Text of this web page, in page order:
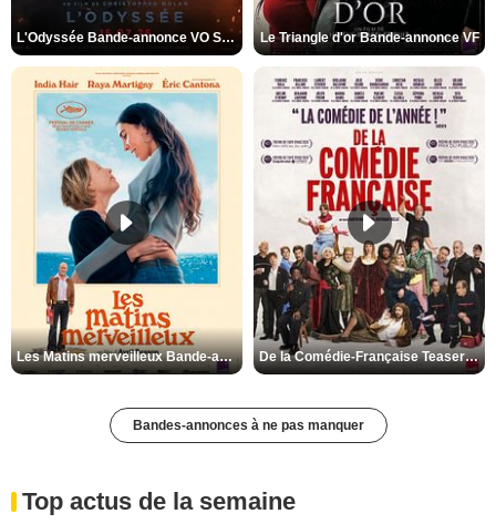
L'Odyssée Bande-annonce VO STFR Le Triangle d'or Bande-annonce VF
Les Matins merveilleux Bande-annonce VF De la Comédie-Française Teaser VF
Bandes-annonces à ne pas manquer
Top actus de la semaine